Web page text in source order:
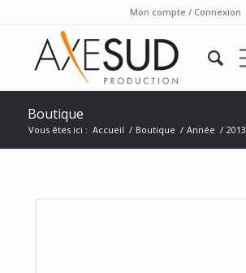
Mon compte / Connexion
Boutique
Vous êtes ici : Accueil / Boutique / Année / 2013